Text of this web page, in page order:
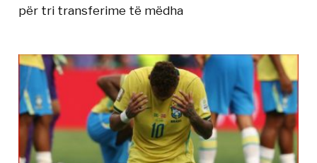
për tri transferime të mëdha